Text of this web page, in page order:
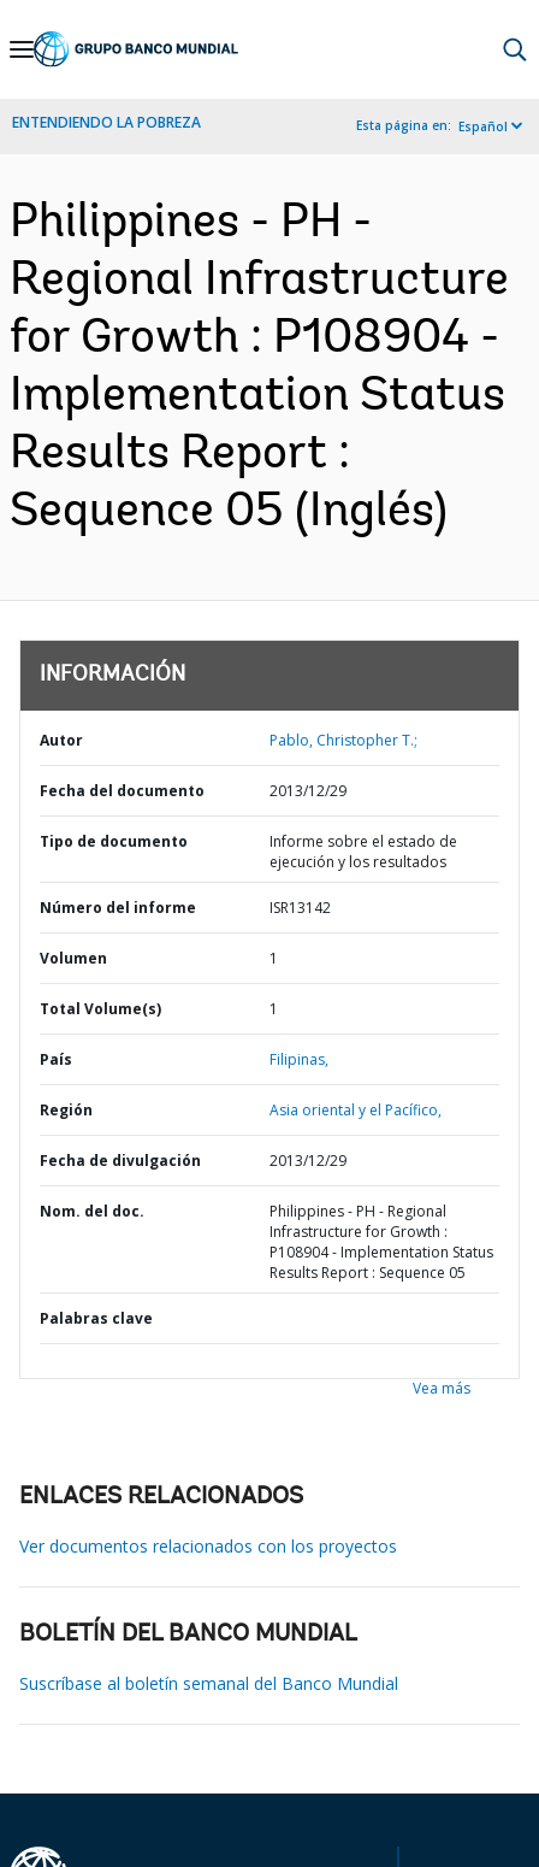
Skip
Navigation
ENTENDIENDO LA POBREZA Esta página en: Español
Philippines - PH -
Regional Infrastructure
for Growth : P108904 -
Implementation Status
Results Report :
Sequence 05 (Inglés)
INFORMACIÓN
Autor Pablo, Christopher T.;
Fecha del documento 2013/12/29
Tipo de documento
Informe sobre el estado de
ejecución y los resultados
Número del informe ISR13142
Volumen 1
Total Volume(s) 1
País Filipinas,
Región Asia oriental y el Pacífico,
Fecha de divulgación 2013/12/29
Nom. del doc.
Philippines - PH - Regional
Infrastructure for Growth :
P108904 - Implementation Status
Results Report : Sequence 05
Palabras clave
Vea más
ENLACES RELACIONADOS
Ver documentos relacionados con los proyectos
BOLETÍN DEL BANCO MUNDIAL
Suscríbase al boletín semanal del Banco Mundial